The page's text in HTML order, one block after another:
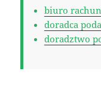
biuro
doradca
doradztwo